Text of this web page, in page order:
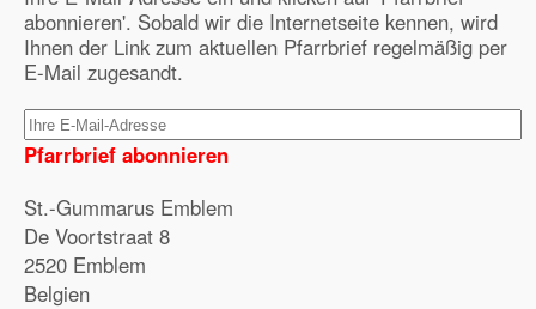
abonnieren'. Sobald wir die Internetseite kennen, wird
Ihnen der Link zum aktuellen Pfarrbrief regelmäßig per
E-Mail zugesandt.
Pfarrbrief abonnieren
St.-Gummarus Emblem
De Voortstraat 8
2520 Emblem
Belgien